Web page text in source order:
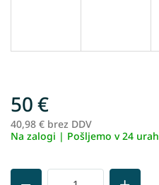
50 €
40,98 € brez DDV
Na zalogi | Pošljemo v 24 urah